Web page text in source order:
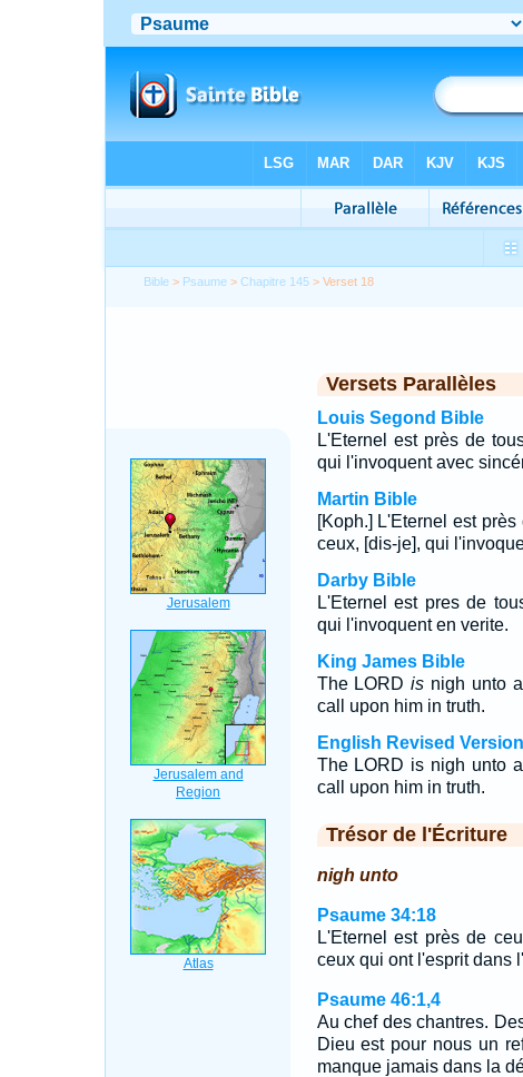
Bible > Psaume >Chapitre 145 > Verset 18
Versets Parallèles
Louis Segond Bible
L'Eternel est près de
qui l'invoquent avec
Martin Bible
[Koph.] L'Eternel est
ceux, [dis-je], qui
Darby Bible
L'Eternel est pres de
qui l'invoquent en verite.
King James Bible
The LORDis nigh unto
call upon him in truth.
English Revised Version
The LORD is nigh unto
call upon him in truth.
Trésor de l'Écriture
nigh unto
Psaume 34:18
L'Eternel est près de
ceux qui ont l'esprit dans
Psaume 46:1,4
Au chef des chantres.
Dieu est pour nous un
manque jamais dans la